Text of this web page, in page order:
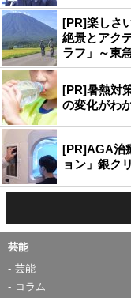
[PR]楽しさ
絶景とアク
ラフ」～東
[PR]暑熱対
の変化がわ
[PR]AGA治
ョン」銀ク
芸能
芸能
コラム